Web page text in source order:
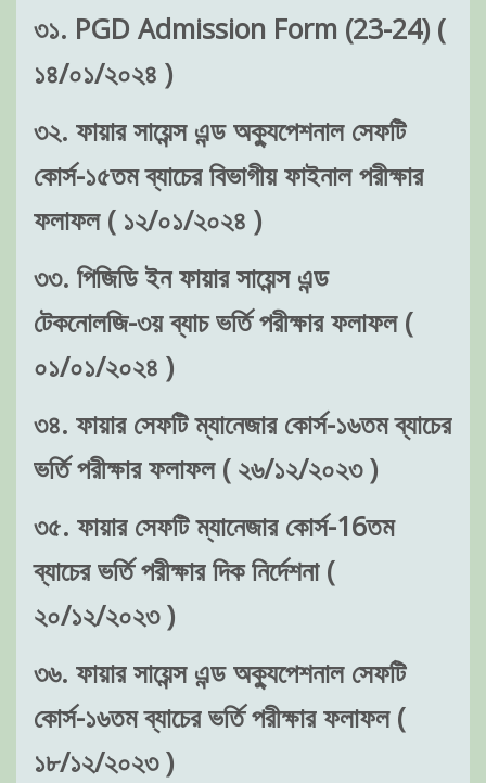
৩১. PGD Admission Form (23-24) (
১৪/০১/২০২৪ )
৩২. ফায়ার সায়েন্স এন্ড অক্যুপেশনাল সেফটি
কোর্স-১৫তম ব্যাচের বিভাগীয় ফাইনাল পরীক্ষার
ফলাফল ( ১২/০১/২০২৪ )
৩৩. পিজিডি ইন ফায়ার সায়েন্স এন্ড
টেকনোলজি-৩য় ব্যাচ ভর্তি পরীক্ষার ফলাফল (
০১/০১/২০২৪ )
৩৪. ফায়ার সেফটি ম্যানেজার কোর্স-১৬তম ব্যাচের
ভর্তি পরীক্ষার ফলাফল ( ২৬/১২/২০২৩ )
৩৫. ফায়ার সেফটি ম্যানেজার কোর্স-16তম
ব্যাচের ভর্তি পরীক্ষার দিক নির্দেশনা (
২০/১২/২০২৩ )
৩৬. ফায়ার সায়েন্স এন্ড অক্যুপেশনাল সেফটি
কোর্স-১৬তম ব্যাচের ভর্তি পরীক্ষার ফলাফল (
১৮/১২/২০২৩ )